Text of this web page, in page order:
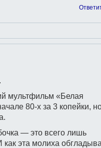
мультфильм «Белая
80-х за 3 копейки,
— это всего лишь
эта молиха